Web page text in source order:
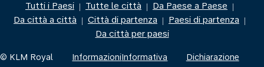
Tutti i Paesi | Tutte le città | Da Paese a Paese |
Da città a città | Città di partenza | Paesi di partenza |
Da città per paesi
© KLM Royal
InformazioniInformativa
Dichiarazione